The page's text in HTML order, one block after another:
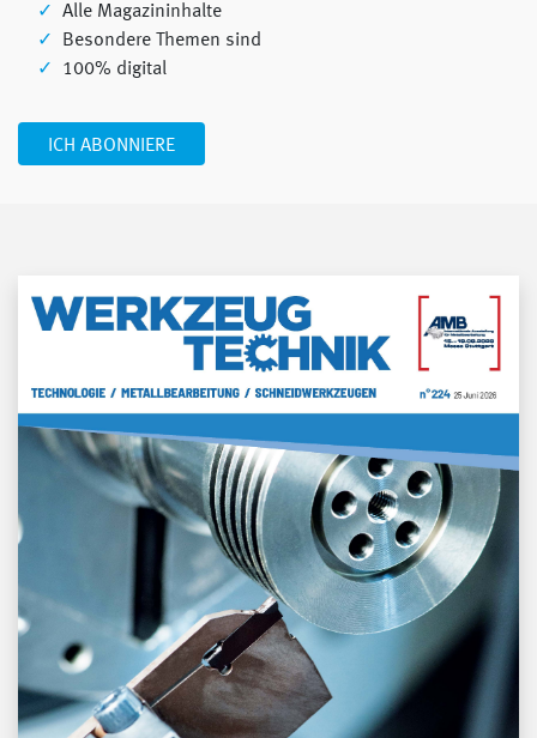
Alle Magazininhalte
Besondere Themen sind
100% digital
ICH ABONNIERE